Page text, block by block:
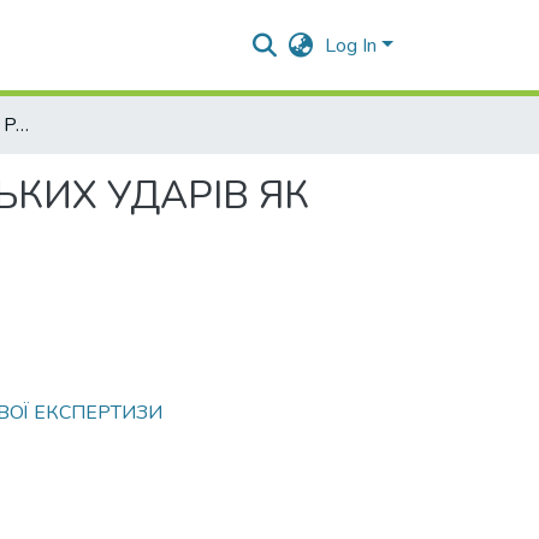
Log In
ФІКСАЦІЯ НАСЛІДКІВ РАКЕТНИХ ТА АРТИЛЕРІЙСЬКИХ УДАРІВ ЯК ЕЛЕМЕНТ КРИМІНАЛІСТИЧНОЇ ДІЯЛЬНОСТІ
УДАРІВ ЯК
ЕКСПЕРТИЗИ